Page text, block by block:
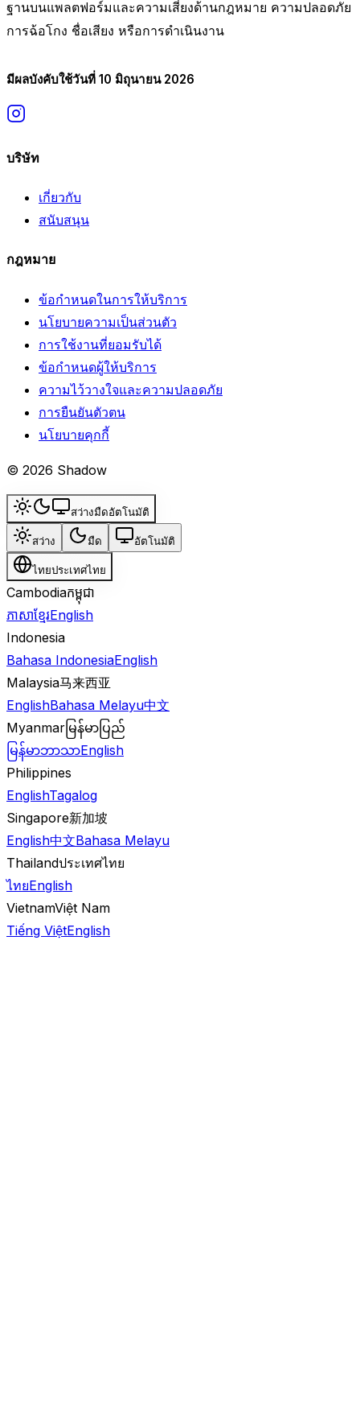
ฐานบนแพลตฟอร์มและความเสี่ยงด้านกฎหมาย ความปลอดภัย
การฉ้อโกง ชื่อเสียง หรือการดำเนินงาน
มีผลบังคับใช้วันที่ 10 มิถุนายน 2026
บริษัท
เกี่ยวกับ
สนับสนุน
กฎหมาย
ข้อกำหนดในการให้บริการ
นโยบายความเป็นส่วนตัว
การใช้งานที่ยอมรับได้
ข้อกำหนดผู้ให้บริการ
ความไว้วางใจและความปลอดภัย
การยืนยันตัวตน
นโยบายคุกกี้
© 2026 Shadow
สว่างมืดอัตโนมัติ
สว่าง มืด อัตโนมัติ
ไทยประเทศไทย
Cambodiaកម្ពុជា
ភាសាខ្មែរEnglish
Indonesia
Bahasa IndonesiaEnglish
Malaysia马来西亚
EnglishBahasa Melayu中文
Myanmar မြန်မာပြည်
မြန်မာဘာသာEnglish
Philippines
EnglishTagalog
Singapore新加坡
English中文Bahasa Melayu
Thailandประเทศไทย
ไทยEnglish
VietnamViệt Nam
Tiếng ViệtEnglish